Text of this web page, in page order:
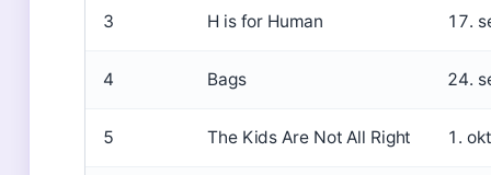
3 H is for Human 17.
4 Bags 24.
5 The Kids Are Not All Right 1.